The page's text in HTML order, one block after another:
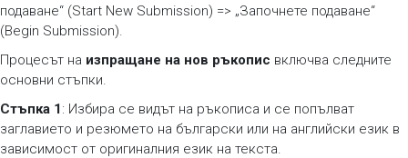
подаване“ (Start New Submission) => „Започнете подаване“
(Begin Submission).
Процесът на изпращане на нов ръкопис включва следните
основни стъпки.
Стъпка 1: Избира се видът на ръкописа и се попълват
заглавието и резюмето на български или на английски език в
зависимост от оригиналния език на текста.